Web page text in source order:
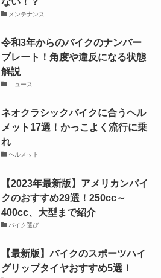
メンテナンス
令和3年からのバイクのナンバー
プレート！角度や違反になる状態
解説
ニュース
ネオクラシックバイクに合うヘル
メット17選！かっこよく流行に乗
れ
ヘルメット
【2023年最新版】アメリカンバイ
クのおすすめ29選！250cc～
400cc、大型まで紹介
バイク選び
【最新版】バイクのスポーツハイ
グリップタイヤおすすめ5選！